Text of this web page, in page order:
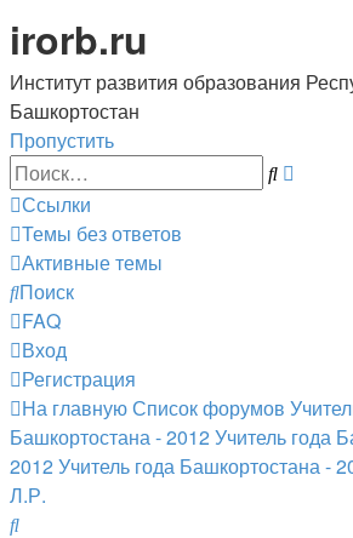
irorb.ru
Институт развития образования
Башкортостан
Пропустить
Поиск
Ссылки
Темы без ответов
Активные темы
Поиск
FAQ
Вход
Регистрация
На главнуюСписок форумов
Башкортостана - 2012 Учитель года
2012 Учитель года Башкортостана -
Л.Р.
Поиск